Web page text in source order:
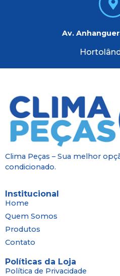
Av.
Clima Peças – Sua melhor
condicionado.
Institucional
Home
Quem Somos
Produtos
Contato
Políticas da Loja
Política de Privacidade